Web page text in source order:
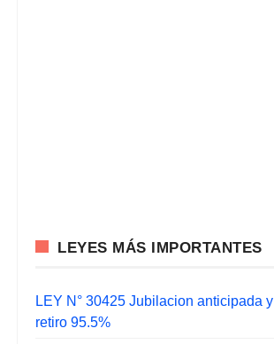
LEYES MÁS IMPORTANTES
LEY N° 30425 Jubilacion anticipada y
retiro 95.5%